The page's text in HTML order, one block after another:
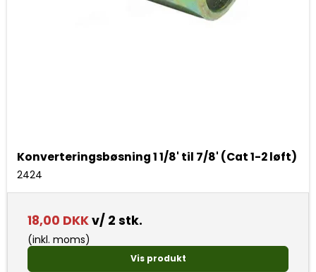
Konverteringsbøsning 1 1/8' til 7/8' (Cat 1-2 løft)
2424
18,00 DKKv/ 2 stk.
(inkl. moms)
Vis produkt